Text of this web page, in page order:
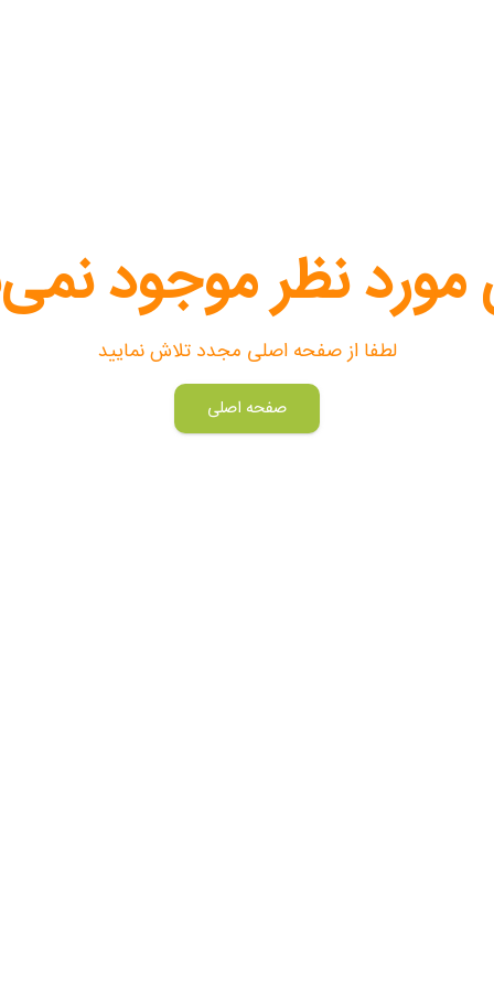
مورد نظر موجود
لطفا از صفحه اصلی مجدد تلاش نمایید
صفحه اصلی